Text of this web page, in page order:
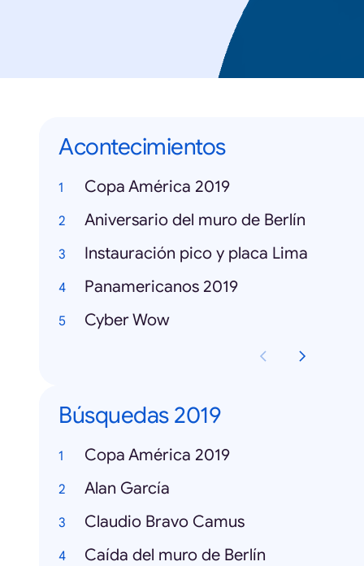
Acontecimientos
Copa América 2019
Aniversario del muro de Berlín
Instauración pico y placa Lima
Panamericanos 2019
Cyber Wow
Búsquedas 2019
Copa América 2019
Alan García
Claudio Bravo Camus
Caída del muro de Berlín